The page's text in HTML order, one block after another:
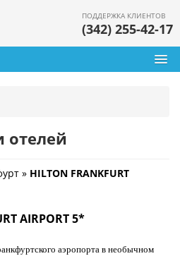
ПОДДЕРЖКА КЛИЕНТОВ
(342) 255-42-17
отелей
» HILTON FRANKFURT
AIRPORT 5*
аэропорта в необычном